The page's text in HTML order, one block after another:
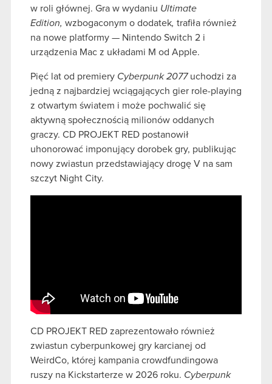
w roli głównej. Gra w wydaniu Ultimate
Edition, wzbogaconym o dodatek, trafiła również
na nowe platformy — Nintendo Switch 2 i
urządzenia Mac z układami M od Apple.
Pięć lat od premiery Cyberpunk 2077uchodzi za
jedną z najbardziej wciągających gier role-playing
z otwartym światem i może pochwalić się
aktywną społecznością milionów oddanych
graczy. CD PROJEKT RED postanowił
uhonorować imponujący dorobek gry, publikując
nowy zwiastun przedstawiający drogę V na sam
szczyt Night City.
CD PROJEKT RED zaprezentowało również
zwiastun cyberpunkowej gry karcianej od
WeirdCo, której kampania crowdfundingowa
ruszy na Kickstarterze w 2026 roku. Cyberpunk